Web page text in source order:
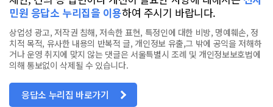
민원 응답소 누리집을 이용하여 주시기 바랍니다.
상업성 광고, 저작권 침해, 저속한 표현, 특정인에 대한 비방, 명예훼손, 정
치적 목적, 유사한 내용의 반복적 글, 개인정보 유출,그 밖에 공익을 저해하
거나 운영 취지에 맞지 않는 댓글은 서울특별시 조례 및 개인정보보호법에
의해 통보없이 삭제될 수 있습니다.
응답소 누리집 바로가기